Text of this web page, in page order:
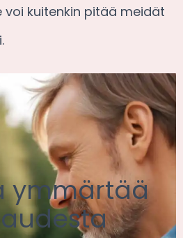
voi kuitenkin pitää meidät
ymmärtää